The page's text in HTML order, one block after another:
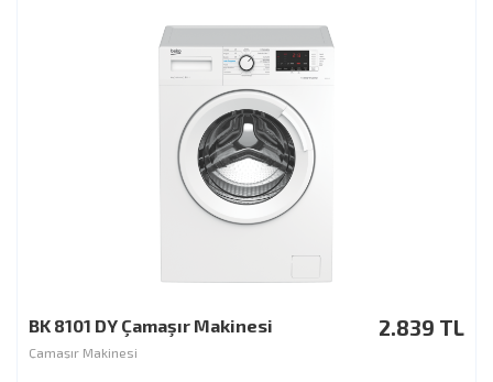
BK 8101 DY Çamaşır Makinesi
Çamaşır Makinesi
2.839 TL